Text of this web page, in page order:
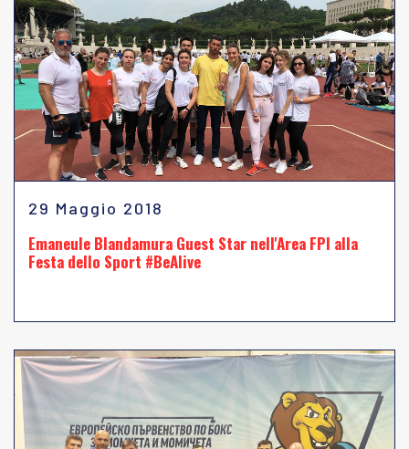
29 Maggio 2018
Emaneule Blandamura Guest Star nell'Area FPI alla
Festa dello Sport #BeAlive